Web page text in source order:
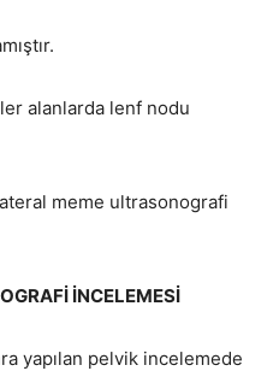
alanlarda lenf nodu
meme ultrasonografi
İNCELEMESİ
yapılan pelvik incelemede